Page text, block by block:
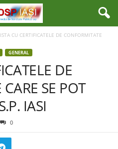
CU CERTIFICATELE DE CONFORMITATE
GENERAL
DE
SE POT
IASI
0